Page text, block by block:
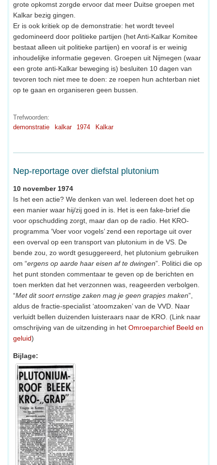
grote opkomst zorgde ervoor dat meer Duitse groepen met
Kalkar bezig gingen.
Er is ook kritiek op de demonstratie: het wordt teveel
gedomineerd door politieke partijen (het Anti-Kalkar Komitee
bestaat alleen uit politieke partijen) en vooraf is er weinig
inhoudelijke informatie gegeven. Groepen uit Nijmegen (waar
een grote anti-Kalkar beweging is) besluiten 10 dagen van
tevoren toch niet mee te doen: ze roepen hun achterban niet
op te gaan en organiseren geen bussen.
Trefwoorden:
demonstratie
kalkar 1974 Kalkar
Nep-reportage over diefstal plutonium
10 november 1974
Is het een actie? We denken van wel. Iedereen doet het op
een manier waar hij/zij goed in is. Het is een fake-brief die
voor opschudding zorgt, maar dan op de radio. Het KRO-
programma ‘Voer voor vogels’ zend een reportage uit over
een overval op een transport van plutonium in de VS. De
bende zou, zo wordt gesuggereerd, het plutonium gebruiken
om “ergens op aarde haar eisen af te dwingen”. Politici die op
het punt stonden commentaar te geven op de berichten en
toen merkten dat het verzonnen was, reageerden verbolgen.
“Met dit soort ernstige zaken mag je geen grapjes maken”,
aldus de fractie-specialist ‘atoomzaken’ van de VVD. Naar
verluidt bellen duizenden luisteraars naar de KRO. (Link naar
omschrijving van de uitzending in het Omroeparchief Beeld en
geluid)
Bijlage: